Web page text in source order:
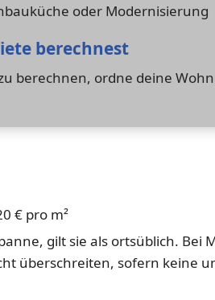
oder Modernisierung
berechnest
berechnen, ordne deine
€ pro m²
gilt sie als ortsüblich. Bei
überschreiten, sofern keine